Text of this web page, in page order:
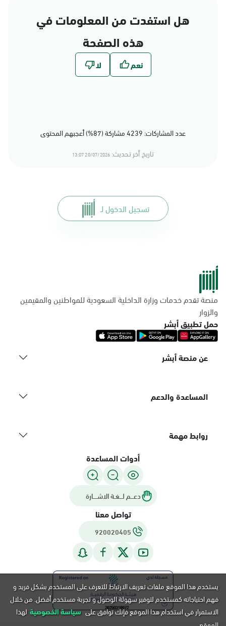
هل استفدت من المعلومات في
هذه الصفحة
عدد المشاركات: 4239 مشاركة (87%) أعجبهم المحتوى
تاريخ أخر تحديث: 20/07/2026 13:07
تسجيل الدخول لـ
منصة تقدم خدمات وزارة الداخلية السعودية للمواطنين والمقيمين
والزوار
حمل تطبيق أبشر
عن منصة أبشر
المساعدة والدعم
روابط مهمة
أدوات المساعدة
دعـــم لـــغـة الاشــــارة
تواصل معنا
920020405
يستخدم هذا الموقع ملفات تعريف الارتباط للتعرف على المستخدم بشكل فريد و
فهم احتياجاته كمستخدم لتوفير سهولة الوصول و تجربة مستخدم أفضل. من خلال
الاستمرار في استخدام هذا الموقع فإنك توافق على سياسة الخصوصية لهذا